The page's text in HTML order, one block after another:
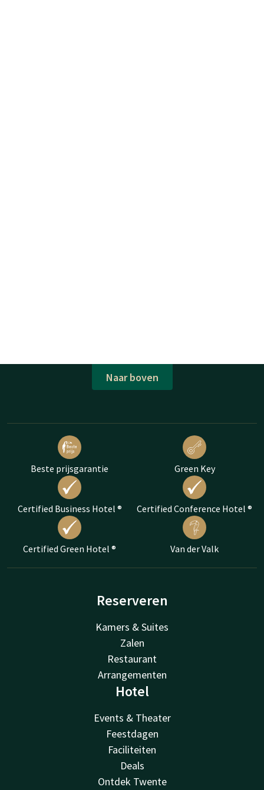
Naar boven
Beste prijsgarantie Green Key
Certified Business Hotel ® Certified Conference Hotel ®
Certified Green Hotel ® Van der Valk
Reserveren
Kamers & Suites
Zalen
Restaurant
Arrangementen
Hotel
Events & Theater
Feestdagen
Faciliteiten
Deals
Ontdek Twente